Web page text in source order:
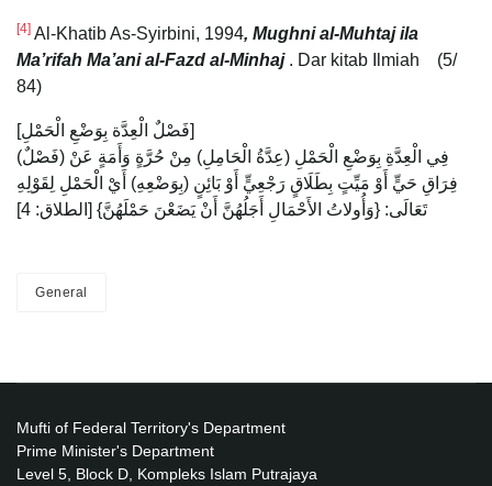
[4] Al-Khatib As-Syirbini, 1994, Mughni al-Muhtaj ila
Ma’rifah Ma’ani al-Fazd al-Minhaj. Dar kitab Ilmiah (5/
84)
[فَصْلٌ الْعِدَّة بِوَضْعِ الْحَمْلِ]
(فَصْلٌ) فِي الْعِدَّةِ بِوَضْعِ الْحَمْلِ (عِدَّةُ الْحَامِلِ) مِنْ حُرَّةٍ وَأَمَةٍ عَنْ
فِرَاقِ حَيٍّ أَوْ مَيِّتٍ بِطَلَاقٍ رَجْعِيٍّ أَوْ بَائِنٍ (بِوَضْعِهِ) أَيْ الْحَمْلِ لِقَوْلِهِ
تَعَالَى: {وَأُولاتُ الأَحْمَالِ أَجَلُهُنَّ أَنْ يَضَعْنَ حَمْلَهُنَّ} [الطلاق: 4]
General
Mufti of Federal Territory's Department
Prime Minister's Department
Level 5, Block D, Kompleks Islam Putrajaya